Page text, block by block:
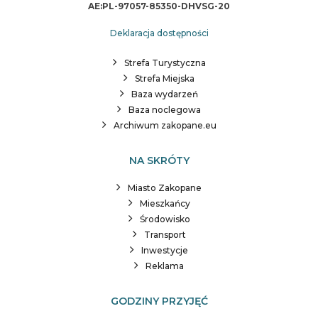
AE:PL-97057-85350-DHVSG-20
Deklaracja dostępności
Strefa Turystyczna
Strefa Miejska
Baza wydarzeń
Baza noclegowa
Archiwum zakopane.eu
NA SKRÓTY
Miasto Zakopane
Mieszkańcy
Środowisko
Transport
Inwestycje
Reklama
GODZINY PRZYJĘĆ